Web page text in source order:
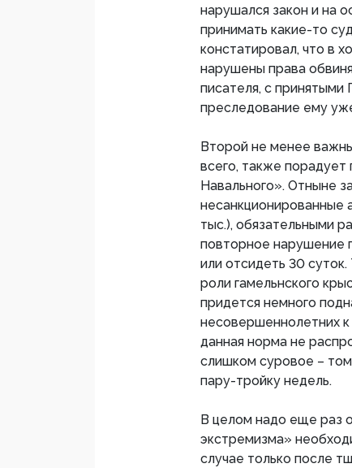
нарушался закон и на
принимать какие-то
констатировал, что в
нарушены права
писателя, с принятыми
преследование ему
Второй не менее
всего, также порадует
Навального». Отныне
несанкционированные
тыс.), обязательными
повторное нарушение
или отсидеть 30
роли гамельнского
придется немного
данная норма не
слишком суровое –
пару-тройку недель.
В целом надо еще раз
экстремизма»
случае только после